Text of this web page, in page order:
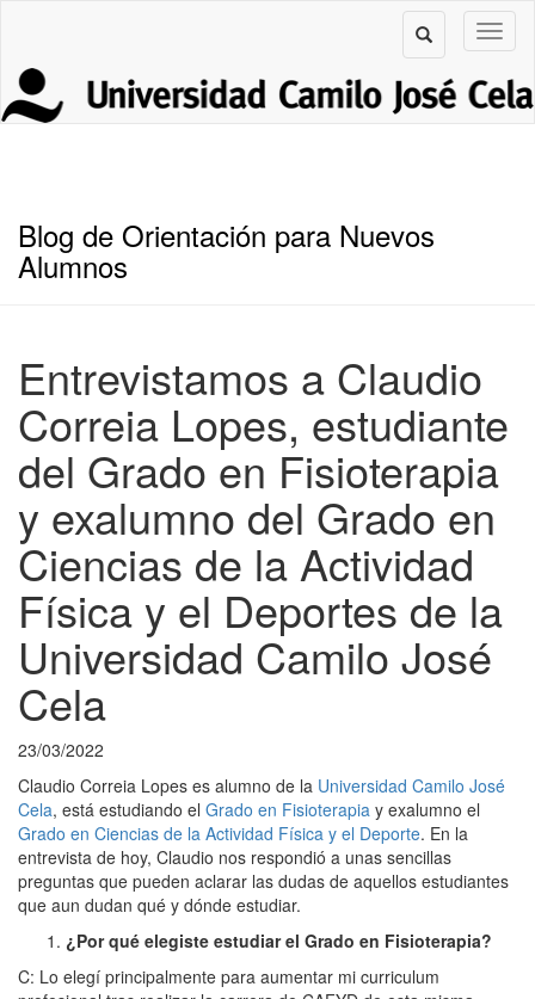
Blog de Orientación para Nuevos
Alumnos
Entrevistamos a Claudio
Correia Lopes, estudiante
del Grado en Fisioterapia
y exalumno del Grado en
Ciencias de la Actividad
Física y el Deportes de la
Universidad Camilo José
Cela
23/03/2022
Claudio Correia Lopes es alumno de la Universidad Camilo José
Cela, está estudiando el Grado en Fisioterapia y exalumno el
Grado en Ciencias de la Actividad Física y el Deporte. En la
entrevista de hoy, Claudio nos respondió a unas sencillas
preguntas que pueden aclarar las dudas de aquellos estudiantes
que aun dudan qué y dónde estudiar.
¿Por qué elegiste estudiar el Grado en Fisioterapia?
C: Lo elegí principalmente para aumentar mi curriculum